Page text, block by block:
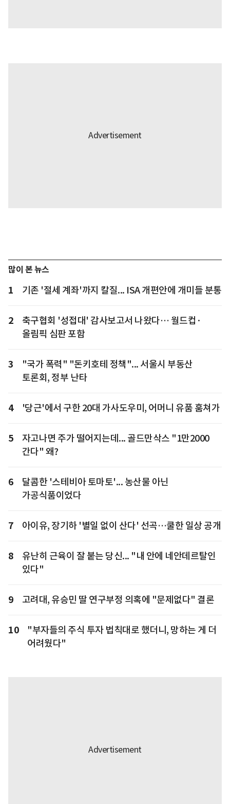
많이 본 뉴스
1 기존 '절세 계좌'까지 칼질... ISA 개편안에 개미들 분통
2
축구협회 '성접대' 감사보고서 나왔다… 월드컵·
올림픽 심판 포함
3
"국가 폭력" "돈키호테 정책"... 서울시 부동산
토론회, 정부 난타
4 '당근'에서 구한 20대 가사도우미, 어머니 유품 훔쳐가
5
자고나면 주가 떨어지는데... 골드만삭스 "1만2000
간다" 왜?
6
달콤한 '스테비아 토마토'... 농산물 아닌
가공식품이었다
7 아이유, 장기하 '별일 없이 산다' 선곡…쿨한 일상 공개
8
유난히 근육이 잘 붙는 당신... "내 안에 네안데르탈인
있다"
9 고려대, 유승민 딸 연구부정 의혹에 "문제없다" 결론
10
"부자들의 주식 투자 법칙대로 했더니, 망하는 게 더
어려웠다"